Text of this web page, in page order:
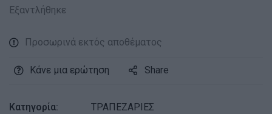
Εξαντλήθηκε
Προσωρινά εκτός αποθέματος
Κάνε μια ερώτηση Share
Κατηγορία:
ΤΡΑΠΕΖΑΡΙΕΣ